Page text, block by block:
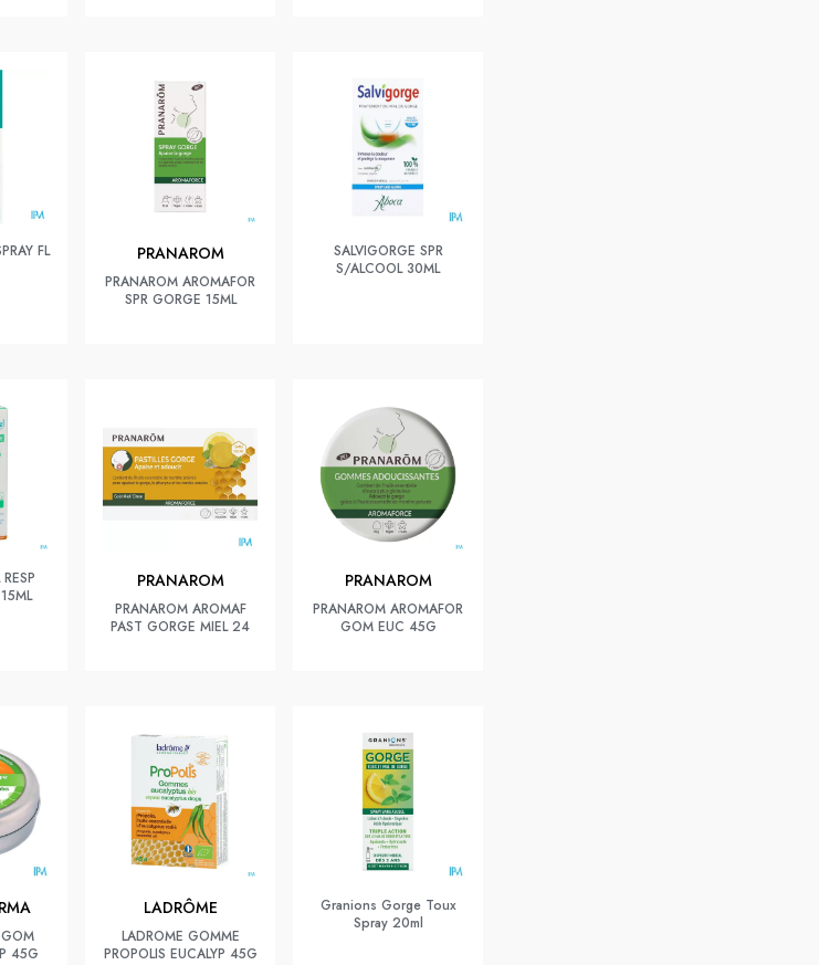
FL
PRANAROM
PRANAROM AROMAFOR
SPR GORGE 15ML
SALVIGORGE SPR
S/ALCOOL 30ML
PRANAROM
PRANAROM AROMAF
PAST GORGE MIEL 24
PRANAROM
PRANAROM AROMAFOR
GOM EUC 45G
GOM
45G
LADRÔME
LADROME GOMME
PROPOLIS EUCALYP 45G
Granions Gorge Toux
Spray 20ml